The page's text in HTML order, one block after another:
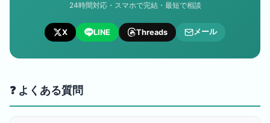
24時間対応・スマホで完結・最短で相談
X LINE Threads メール
❓ よくある質問